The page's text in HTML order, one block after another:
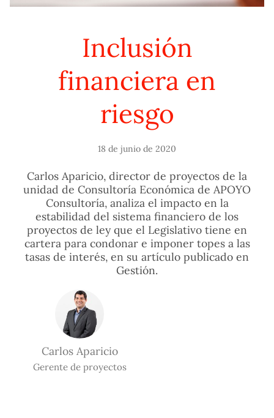
Inclusión
financiera en
riesgo
18 de junio de 2020
Carlos Aparicio, director de proyectos de la
unidad de Consultoría Económica de APOYO
Consultoría, analiza el impacto en la
estabilidad del sistema financiero de los
proyectos de ley que el Legislativo tiene en
cartera para condonar e imponer topes a las
tasas de interés, en su artículo publicado en
Gestión.
Carlos Aparicio
Gerente de proyectos